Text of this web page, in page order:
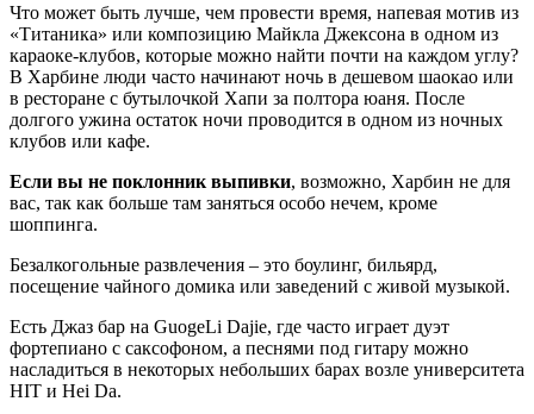
Что может быть лучше, чем провести время, напевая мотив из
«Титаника» или композицию Майкла Джексона в одном из
караоке-клубов, которые можно найти почти на каждом углу?
В Харбине люди часто начинают ночь в дешевом шаокао или
в ресторане с бутылочкой Хапи за полтора юаня. После
долгого ужина остаток ночи проводится в одном из ночных
клубов или кафе.
Если вы не поклонник выпивки, возможно, Харбин не для
вас, так как больше там заняться особо нечем, кроме
шоппинга.
Безалкогольные развлечения – это боулинг, бильярд,
посещение чайного домика или заведений с живой музыкой.
Есть Джаз бар на GuogeLi Dajie, где часто играет дуэт
фортепиано с саксофоном, а песнями под гитару можно
насладиться в некоторых небольших барах возле университета
HIT и Hei Da.